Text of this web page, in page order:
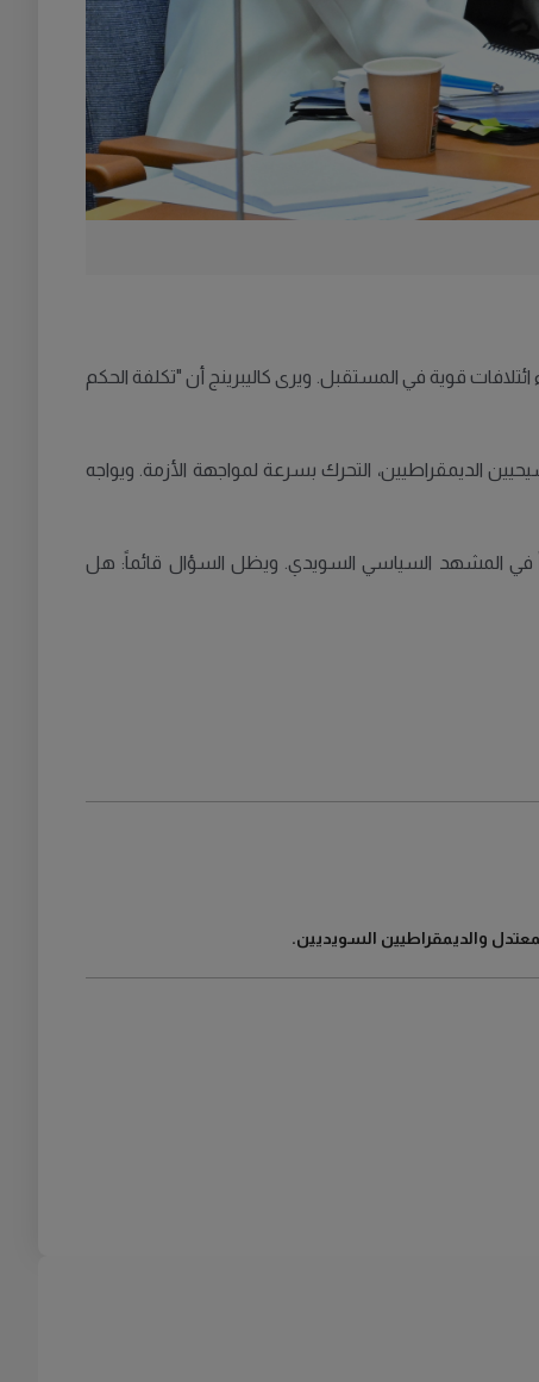
قوية في المستقبل. ويرى كاليبرينج أن "تكلفة الحكم
الديمقراطيين، التحرك بسرعة لمواجهة الأزمة. ويواجه
في المشهد السياسي السويدي. ويظل السؤال قائماً: هل